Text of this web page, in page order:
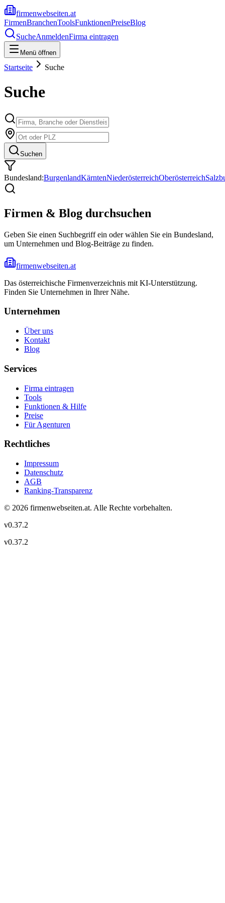
firmenwebseiten.at
FirmenBranchenToolsFunktionenPreiseBlog
SucheAnmeldenFirma eintragen
Menü öffnen
Startseite Suche
Suche
Suchen
Bundesland:BurgenlandKärntenNiederösterreichOberösterreich
Firmen & Blog durchsuchen
Geben Sie einen Suchbegriff ein oder wählen Sie ein Bundesland,
um Unternehmen und Blog-Beiträge zu finden.
firmenwebseiten.at
Das österreichische Firmenverzeichnis mit KI-Unterstützung.
Finden Sie Unternehmen in Ihrer Nähe.
Unternehmen
Über uns
Kontakt
Blog
Services
Firma eintragen
Tools
Funktionen & Hilfe
Preise
Für Agenturen
Rechtliches
Impressum
Datenschutz
AGB
Ranking-Transparenz
© 2026 firmenwebseiten.at. Alle Rechte vorbehalten.
v0.37.2
v0.37.2